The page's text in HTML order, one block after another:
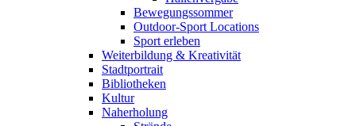
Bewegungssommer
Outdoor-Sport Locations
Sport erleben
Weiterbildung & Kreativität
Stadtportrait
Bibliotheken
Kultur
Naherholung